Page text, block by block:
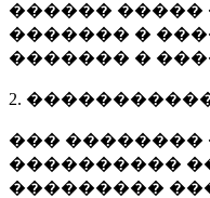
������
������� �
������� �
2.
��� ��������
����������
���������